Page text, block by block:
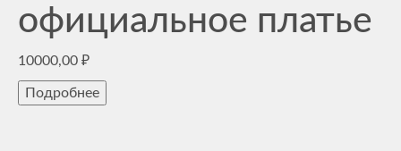
официальное платье
10000,00 ₽
Подробнее